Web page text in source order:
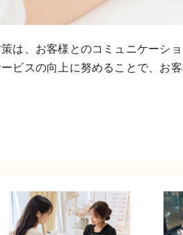
は、お客様とのコミュニケーシ
ビスの向上に努めることで、お
ネイリスト求
人の試用期間